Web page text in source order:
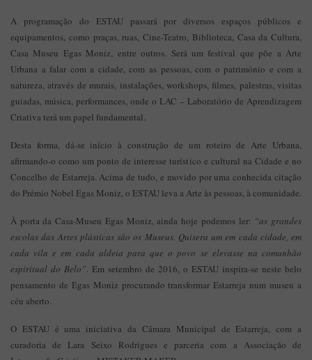
A programação do ESTAU passará por diversos espaços públicos e
equipamentos, como praças, ruas, Cine-Teatro, Biblioteca, Casa da Cultura,
Casa Museu Egas Moniz, entre outros. Será um festival que põe a Arte
Urbana a falar com a cidade, com as pessoas, com o património e com a
natureza, através de murais, instalações, workshops, filmes, palestras, visitas
guiadas, música, performances, onde o LAC – Laboratório de Aprendizagem
Criativa terá um papel fundamental.
Desta forma, dá-se início à construção de um roteiro de Arte Urbana,
afirmando-o como um ponto de interesse turístico e cultural na Cidade e no
Concelho de Estarreja. Acima de tudo, e movido por uma conhecida citação
do Prémio Nobel Egas Moniz, o ESTAU leva a Arte às pessoas, à comunidade.
À porta da Casa-Museu Egas Moniz, ainda hoje podemos ler: “as grandes
escolas das Artes plásticas são os Museus. Quisera um em cada cidade, em
cada vila e em cada aldeia para que o povo se elevasse na comunhão
espiritual do Belo”. Em setembro de 2016, o ESTAU inspira-se neste belo
pensamento de Egas Moniz procurando transformar Estarreja num museu a
céu aberto.
O ESTAU é uma iniciativa da Câmara Municipal de Estarreja, com a
curadoria de Lara Seixo Rodrigues e parceria com a Associação de